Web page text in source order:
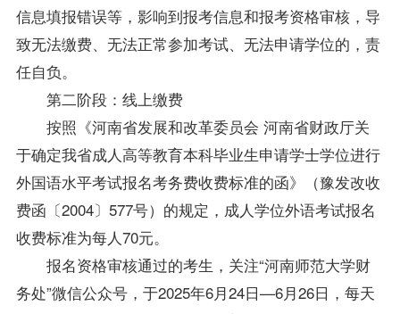
信息填报错误等，影响到报考信息和报考资格审核，导
致无法缴费、无法正常参加考试、无法申请学位的，责
任自负。
第二阶段：线上缴费
按照《河南省发展和改革委员会 河南省财政厅关
于确定我省成人高等教育本科毕业生申请学士学位进行
外国语水平考试报名考务费收费标准的函》（豫发改收
费函〔2004〕577号）的规定，成人学位外语考试报名
收费标准为每人70元。
报名资格审核通过的考生，关注“河南师范大学财
务处”微信公众号，于2025年6月24日—6月26日，每天